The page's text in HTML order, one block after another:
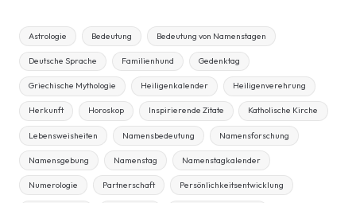
Astrologie Bedeutung Bedeutung von Namenstagen
Deutsche Sprache Familienhund Gedenktag
Griechische Mythologie Heiligenkalender Heiligenverehrung
Herkunft Horoskop Inspirierende Zitate Katholische Kirche
Lebensweisheiten Namensbedeutung Namensforschung
Namensgebung Namenstag Namenstagkalender
Numerologie Partnerschaft Persönlichkeitsentwicklung